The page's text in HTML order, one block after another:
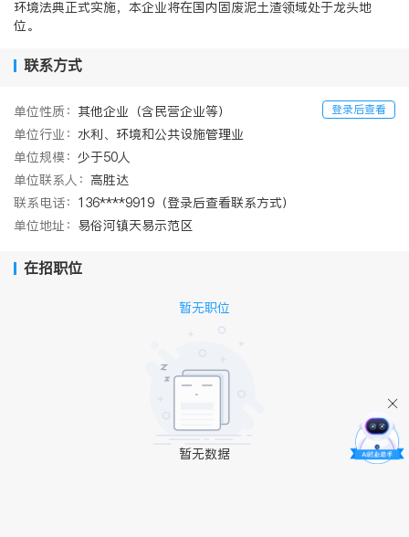
环境法典正式实施，本企业将在国内固废泥土渣领域处于龙头地
位。
联系方式
登录后查看
单位性质： 其他企业（含民营企业等）
单位行业： 水利、环境和公共设施管理业
单位规模： 少于50人
单位联系人： 高胜达
联系电话： 136****9919（登录后查看联系方式）
单位地址： 易俗河镇天易示范区
在招职位
暂无职位
暂无数据